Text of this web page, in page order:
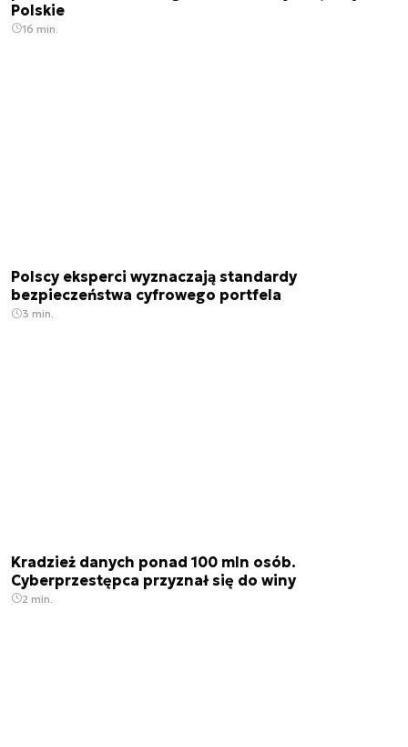
Polskie
16 min.
Polscy eksperci wyznaczają standardy
bezpieczeństwa cyfrowego portfela
3 min.
Kradzież danych ponad 100 mln osób.
Cyberprzestępca przyznał się do winy
2 min.